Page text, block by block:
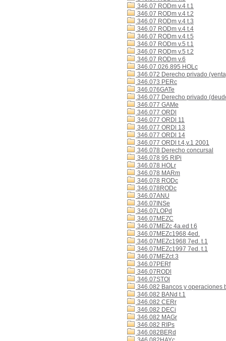
346.07 RODm v.4 t.1
346.07 RODm v.4 t.2
346.07 RODm v.4 t.3
346.07 RODm v.4 t.4
346.07 RODm v.4 t.5
346.07 RODm v.5 t.1
346.07 RODm v.5 t.2
346.07 RODm v.6
346.07.026.895 HOLc
346.072 Derecho privado
346.073 PERc
346.076GATe
346.077 Derecho privado
346.077 GAMe
346.077 ORDl
346.077 ORDl 11
346.077 ORDl 13
346.077 ORDl 14
346.077 ORDl t.4,v.1 2001
346.078 Derecho concursal
346.078 95 RIPi
346.078 HOLr
346.078 MARm
346.078 RODc
346.078RODc
346.07ANU
346.07INSe
346.07LOPd
346.07MEZC
346.07MEZc 4a.ed t.6
346.07MEZc1968 4ed.
346.07MEZc1968 7ed. t.1
346.07MEZc1997 7ed. t.1
346.07MEZct.3
346.07PERf
346.07RODl
346.07STOl
346.082 Bancos y operaciones
346.082 BANd t.1
346.082 CERr
346.082 DECi
346.082 MAGr
346.082 RIPs
346.082BERd